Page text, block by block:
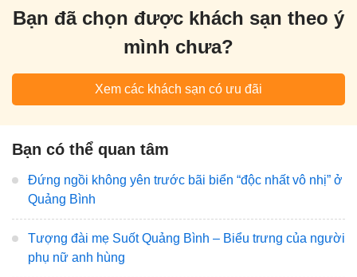
Bạn đã chọn được khách sạn theo ý
mình chưa?
Xem các khách sạn có ưu đãi
Bạn có thể quan tâm
Đứng ngồi không yên trước bãi biển “độc nhất vô nhị” ở
Quảng Bình
Tượng đài mẹ Suốt Quảng Bình – Biểu trưng của người
phụ nữ anh hùng